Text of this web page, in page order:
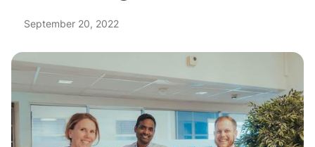
September 20, 2022